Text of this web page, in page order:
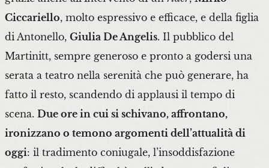
Ciccariello, molto espressivo e efficace, e della figlia
di Antonello, Giulia De Angelis. Il pubblico del
Martinitt, sempre generoso e pronto a godersi una
serata a teatro nella serenità che può generare, ha
fatto il resto, scandendo di applausi il tempo di
scena. Due ore in cui si schivano, affrontano,
ironizzano o temono argomenti dell’attualità di
oggi: il tradimento coniugale, l’insoddisfazione